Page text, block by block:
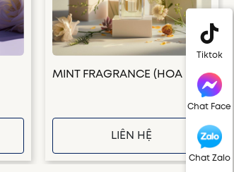
Tiktok
Chat Face
Chat Zalo
MINT FRAGRANCE (HOA HẠ)
LIÊN HỆ